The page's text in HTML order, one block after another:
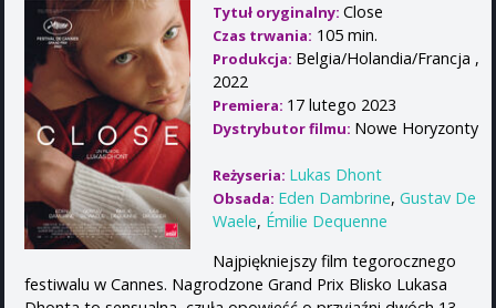
Tytuł oryginalny: Close
Czas trwania: 105 min.
Produkcja: Belgia/Holandia/Francja ,
2022
Premiera: 17 lutego 2023
Dystrybutor filmu: Nowe Horyzonty
Reżyseria: Lukas Dhont
Obsada: Eden Dambrine, Gustav De
Waele, Émilie Dequenne
Najpiękniejszy film tegorocznego
festiwalu w Cannes. Nagrodzone Grand Prix Blisko Lukasa